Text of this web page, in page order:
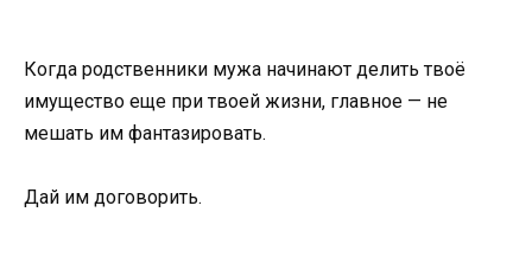
Когда родственники мужа начинают делить твоё
имущество еще при твоей жизни, главное — не
мешать им фантазировать.
Дай им договорить.